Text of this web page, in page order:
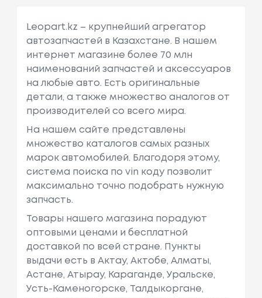
Leopart.kz – крупнейший агрегатор
автозапчастей в Казахстане. В нашем
интернет магазине более 70 млн
наименований запчастей и аксессуаров
на любые авто. Есть оригинальные
детали, а также множество аналогов от
производителей со всего мира.
На нашем сайте представлены
множество каталогов самых разных
марок автомобилей. Благодоря этому,
система поиска по vin коду позволит
максимально точно подобрать нужную
запчасть.
Товары нашего магазина порадуют
оптовыми ценами и бесплатной
доставкой по всей стране. Пункты
выдачи есть в Актау, Актобе, Алматы,
Астане, Атырау, Караганде, Уральске,
Усть-Каменогорске, Талдыкоргане,